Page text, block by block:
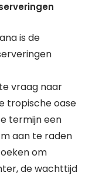
is de
vraag naar
tropische oase
termijn een
aan te raden
om
de wachttijd